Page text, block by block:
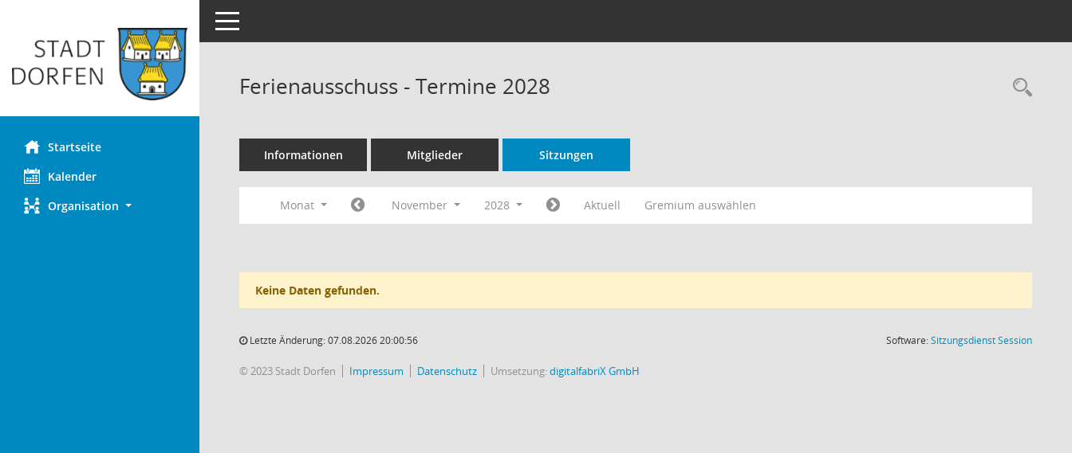
Startseite
Kalender
Organisation
Toggle navigation
Ferienausschuss - Termine 2028
Informationen Mitglieder Sitzungen
Monat November 2028 Aktuell Gremium auswählen
Keine Daten gefunden.
Letzte Änderung: 07.08.2026 20:00:56 Software:SitzungsdienstSession(Wird in
© 2023 Stadt Dorfen Impressum Datenschutz Umsetzung:digitalfabriX GmbH